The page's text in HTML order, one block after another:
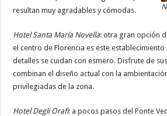
resultan muy agradables y cómodas.
Hotel Santa María Novella: otra gran opción
el centro de Florencia es este
detalles se cuidan con esmero. Disfrute de
combinan el diseño actual con la
privilegiadas de la zona.
Hotel Degli Orafi: a pocos pasos del Ponte